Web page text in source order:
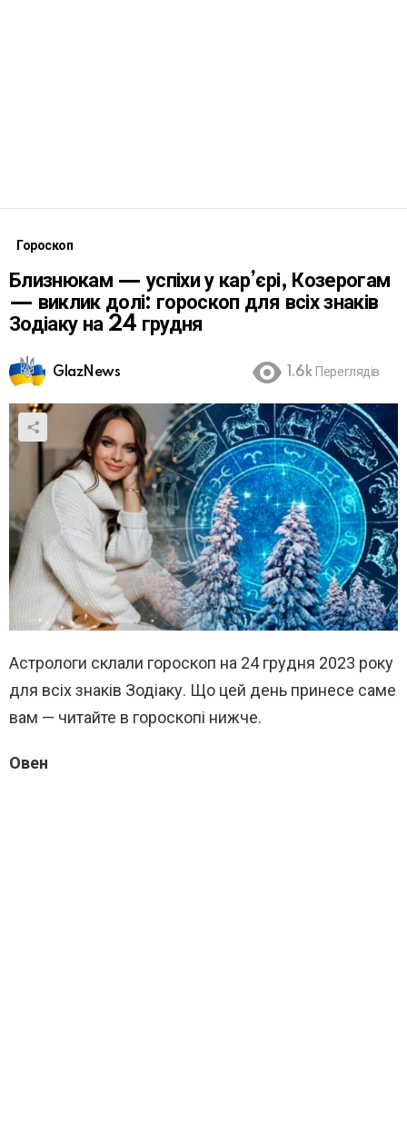
Гороскоп
Близнюкам — успіхи у кар’єрі, Козерогам
— виклик долі: гороскоп для всіх знаків
Зодіаку на 24 грудня
GlazNews 1.6k Переглядів
Астрологи склали гороскоп на 24 грудня 2023 року
для всіх знаків Зодіаку. Що цей день принесе саме
вам — читайте в гороскопі нижче.
Овен